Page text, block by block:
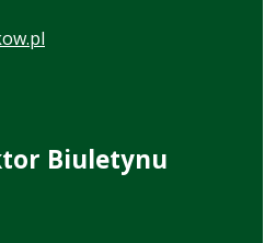
Biuletynu